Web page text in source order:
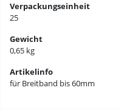
Verpackungseinheit
25
Gewicht
0,65 kg
Artikelinfo
für Breitband bis 60mm